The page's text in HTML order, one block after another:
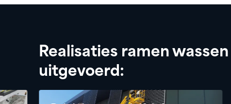
Realisaties ramen
uitgevoerd: